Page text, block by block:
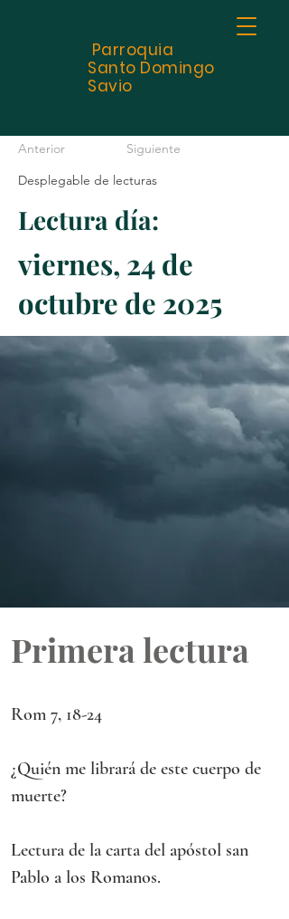
Parroquia
Santo Domingo
Savio
Anterior
Siguiente
Desplegable de lecturas
Lectura día:
viernes, 24 de
octubre de 2025
Primera lectura
Rom 7, 18-24
¿Quién me librará de este cuerpo de
muerte?
Lectura de la carta del apóstol san
Pablo a los Romanos.